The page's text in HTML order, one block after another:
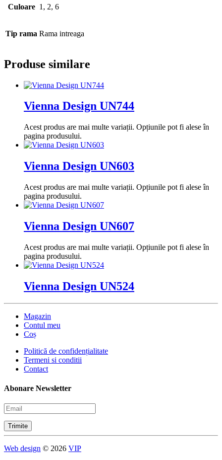
Culoare 1, 2, 6
Tip rama Rama intreaga
Produse similare
Vienna Design UN744
Acest produs are mai multe variații. Opțiunile pot fi alese în
pagina produsului.
Vienna Design UN603
Acest produs are mai multe variații. Opțiunile pot fi alese în
pagina produsului.
Vienna Design UN607
Acest produs are mai multe variații. Opțiunile pot fi alese în
pagina produsului.
Vienna Design UN524
Magazin
Contul meu
Coș
Politică de confidențialitate
Termeni si conditii
Contact
Abonare Newsletter
Web design © 2026 VIP